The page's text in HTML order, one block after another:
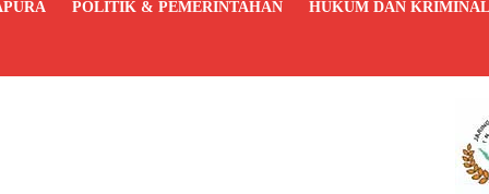
POLITIK & PEMERINTAHAN HUKUM DAN KRIMINAL